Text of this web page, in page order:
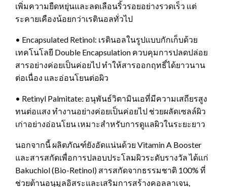
เพิ่มความยืดหยุ่นและลดเลือนริ้วรอยอย่างรวดเร็ว แต่
ระคายเคืองน้อยกว่าเรตินอลทั่วไป
• Encapsulated Retinol: เรตินอลในรูปแบบกักเก็บด้วย
เทคโนโลยี Double Encapsulation ควบคุมการปลดปล่อย
สารอย่างค่อยเป็นค่อยไป ทำให้สารออกฤทธิ์ได้ยาวนาน
ต่อเนื่อง และอ่อนโยนต่อผิว
• Retinyl Palmitate: อนุพันธ์วิตามินเอที่มีความเสถียรสูง
ทนต่อแสง ทำงานอย่างค่อยเป็นค่อยไป ช่วยผลัดเซลล์ผิว
เก่าอย่างอ่อนโยน เหมาะสำหรับการดูแลผิวในระยะยาว
นอกจากนี้ ผลิตภัณฑ์ยังอัดแน่นด้วย Vitamin A Booster
และสารสกัดเพื่อการปลอบประโลมผิวระดับรางวัล ได้แก่
Bakuchiol (Bio-Retinol) สารสกัดจากธรรมชาติ 100% ที่
ช่วยต้านอนุมูลอิสระและเสริมการสร้างคอลลาเจน,